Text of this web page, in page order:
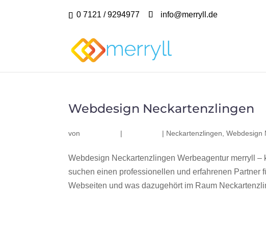
0 7121 / 9294977 info@merryll.de
Webdesign Neckartenzlingen
von | | Neckartenzlingen ,Webdesign
Webdesign Neckartenzlingen Werbeagentur merryll
suchen einen professionellen und erfahrenen Partner
Webseiten und was dazugehört im Raum